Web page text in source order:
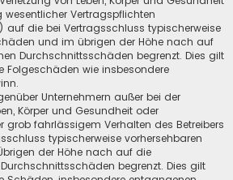
wesentlicher Vertragspflichten
auf die bei Vertragsschluss typischerweise
und im übrigen der Höhe nach auf
Durchschnittsschäden begrenzt. Dies gilt
Folgeschäden wie insbesondere
Unternehmern außer bei der
Körper und Gesundheit oder
grob fahrlässigem Verhalten des Betreibers
typischerweise vorhersehbaren
der Höhe nach auf die
begrenzt. Dies gilt